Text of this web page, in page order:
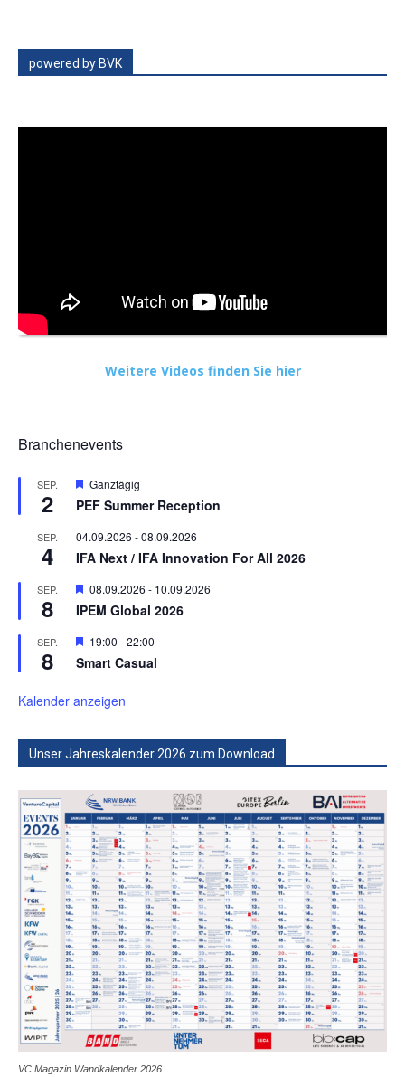
powered by BVK
Weitere Videos finden Sie hier
Branchenevents
SEP.
2
Hervorgehoben
Ganztägig
PEF Summer Reception
SEP.
4
04.09.2026 -08.09.2026
IFA Next / IFA Innovation For All 2026
SEP.
8
Hervorgehoben
08.09.2026 - 10.09.2026
IPEM Global 2026
SEP.
8
Hervorgehoben
19:00 -22:00
Smart Casual
Kalender anzeigen
Unser Jahreskalender 2026 zum Download
VC Magazin Wandkalender 2026